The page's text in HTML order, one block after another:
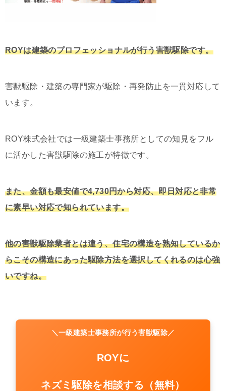
ROYは建築のプロフェッショナルが行う害獣駆除です。
害獣駆除・建築の専門家が駆除・再発防止を一貫対応して
います。
ROY株式会社では一級建築士事務所としての知見をフル
に活かした害獣駆除の施工が特徴です。
また、金額も最安値で4,730円から対応、即日対応と非常
に素早い対応で知られています。
他の害獣駆除業者とは違う、住宅の構造を熟知しているか
らこその構造にあった駆除方法を選択してくれるのは心強
いですね。
＼一級建築士事務所が行う害獣駆除／
ROYに
ネズミ駆除を相談する（無料）